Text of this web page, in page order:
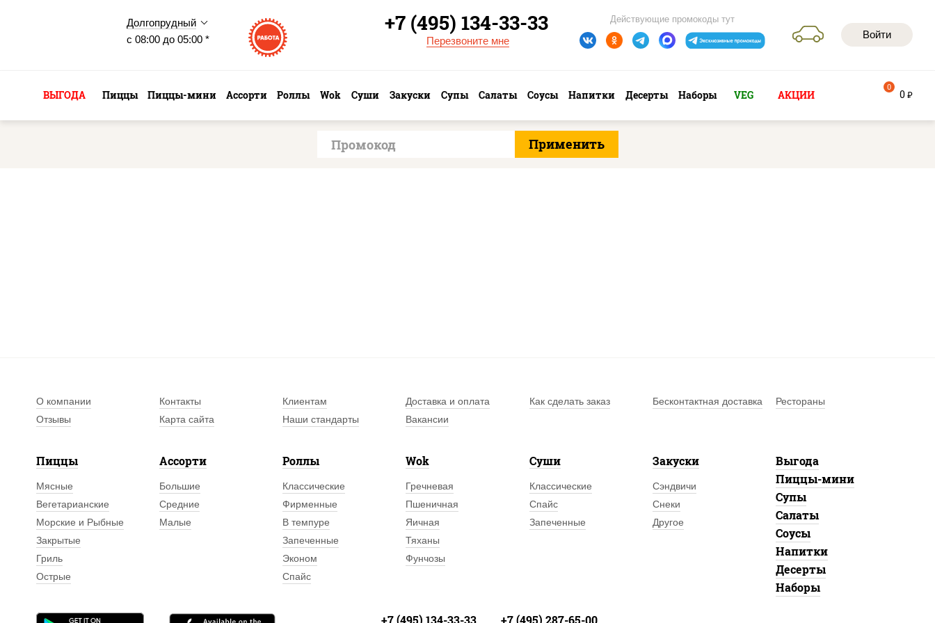
Долгопрудный
с 08:00 до 05:00 *
Войти
Действующие промокоды тут
+7 (495) 134-33-33
Перезвоните мне
ВЫГОДА Пиццы Пиццы-мини Ассорти Роллы Wok Суши Закуски Супы Салаты Соусы Напитки Десерты Наборы VEG АКЦИИ 0 руб
0
О компании Контакты Клиентам Доставка и оплата Как сделать заказ Бесконтактная доставка
Рестораны
Отзывы
Карта сайта Наши стандарты Вакансии
Пиццы
Мясные
Вегетарианские
Морские и Рыбные
Закрытые
Гриль
Острые
Ассорти
Большие
Средние
Малые
Роллы
Классические
Фирменные
В темпуре
Запеченные
Эконом
Спайс
Wok
Гречневая
Пшеничная
Яичная
Тяханы
Фунчозы
Суши
Классические
Спайс
Запеченные
Закуски
Сэндвичи
Снеки
Другое
Выгода
Пиццы-мини
Супы
Салаты
Соусы
Напитки
Десерты
Наборы
+7 (495) 134-33-33 +7 (495) 287-65-00